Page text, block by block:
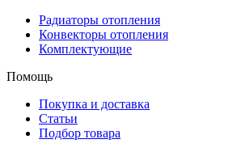
Радиаторы отопления
Конвекторы отопления
Комплектующие
Помощь
Покупка и доставка
Статьи
Подбор товара